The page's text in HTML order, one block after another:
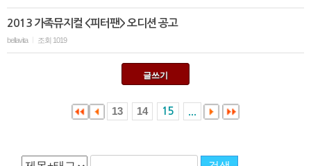
2013 가족뮤지컬 <피터팬> 오디션 공고
bellavita 조회 1019
글쓰기
13 14 15